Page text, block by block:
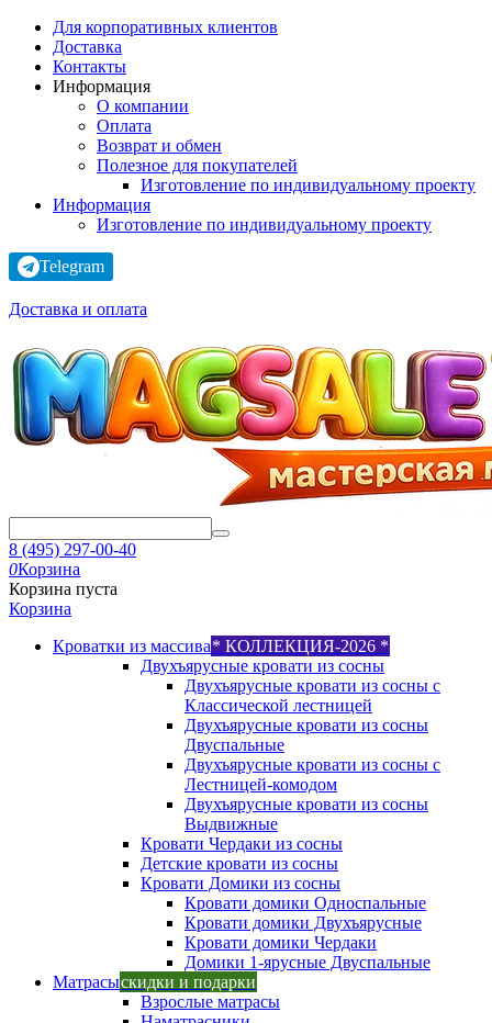
Для корпоративных клиентов
Доставка
Контакты
Информация
О компании
Оплата
Возврат и обмен
Полезное для покупателей
Изготовление по индивидуальному проекту
Информация
Изготовление по индивидуальному проекту
Telegram
Доставка и оплата
8 (495) 297-00-40
0Корзина
Корзина пуста
Корзина
Кроватки из массива* КОЛЛЕКЦИЯ-2026 *
Двухъярусные кровати из сосны
Двухъярусные кровати из сосны с
Классической лестницей
Двухъярусные кровати из сосны
Двуспальные
Двухъярусные кровати из сосны с
Лестницей-комодом
Двухъярусные кровати из сосны
Выдвижные
Кровати Чердаки из сосны
Детские кровати из сосны
Кровати Домики из сосны
Кровати домики Односпальные
Кровати домики Двухъярусные
Кровати домики Чердаки
Домики 1-ярусные Двуспальные
Матрасыскидки и подарки
Взрослые матрасы